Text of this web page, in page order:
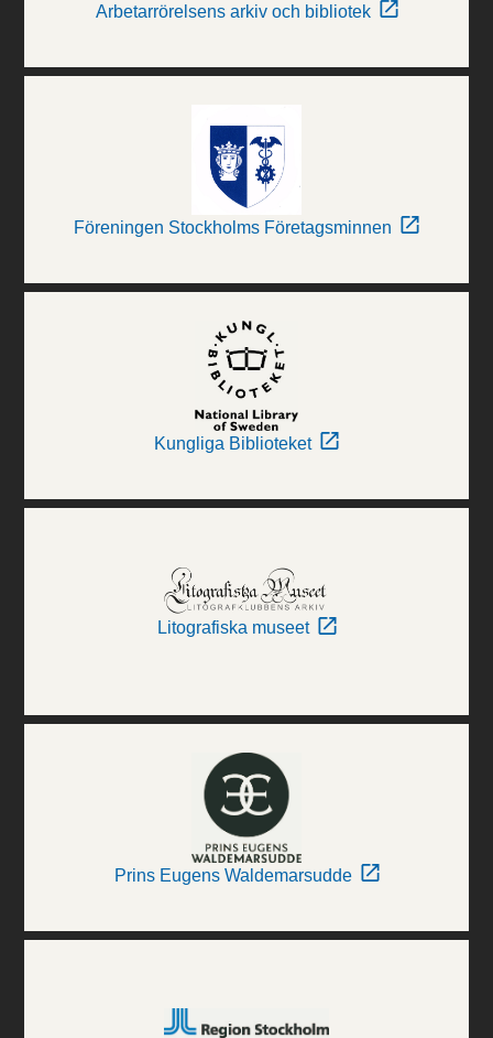
Arbetarrörelsens arkiv och bibliotek
Föreningen Stockholms Företagsminnen
Kungliga Biblioteket
Litografiska museet
Prins Eugens Waldemarsudde